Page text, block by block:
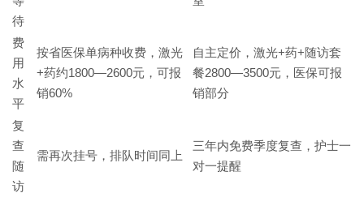
待
费
用
水
平
按省医保单病种收费，激光
+药约1800—2600元，可报
销60%
自主定价，激光+药+随访套
餐2800—3500元，医保可报
销部分
复
查
随
访
需再次挂号，排队时间同上
三年内免费季度复查，护士一
对一提醒